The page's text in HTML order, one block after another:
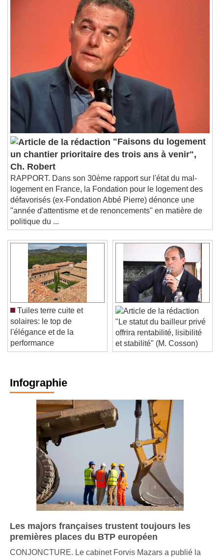
"Faisons du logement
un chantier prioritaire des trois ans à venir",
Ch. Robert
RAPPORT. Dans son 30ème rapport sur l'état du mal-
logement en France, la Fondation pour le logement des
défavorisés (ex-Fondation Abbé Pierre) dénonce une
"année d'attentisme et de renoncements" en matière de
politique du ...
Tuiles terre cuite et
solaires: le top de
l'élégance et de la
performance
"Le statut du bailleur privé
offrira rentabilité, lisibilité
et stabilité" (M. Cosson)
Infographie
Les majors françaises trustent toujours les
premières places du BTP européen
CONJONCTURE. Le cabinet Forvis Mazars a publié la